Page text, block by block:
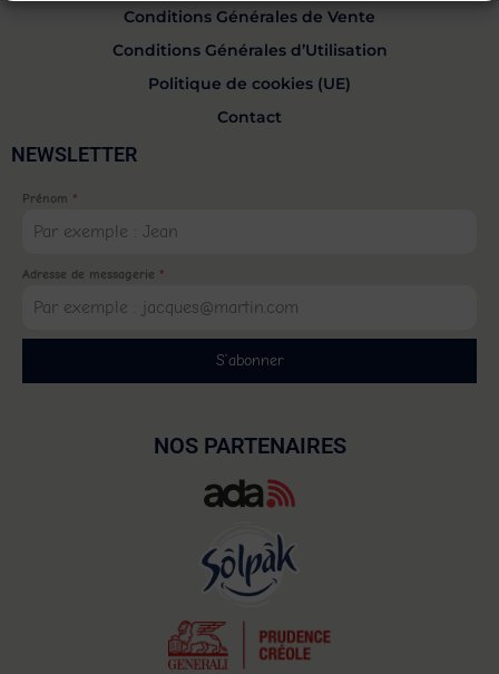
Conditions Générales de Vente
Conditions Générales d’Utilisation
Politique de cookies (UE)
Contact
NEWSLETTER
Prénom *
Adresse de messagerie *
S’abonner
NOS PARTENAIRES